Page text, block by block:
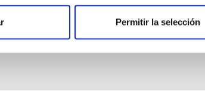
Permitir la selección
con los departamentos equivalentes en
internacionales con el IAC.